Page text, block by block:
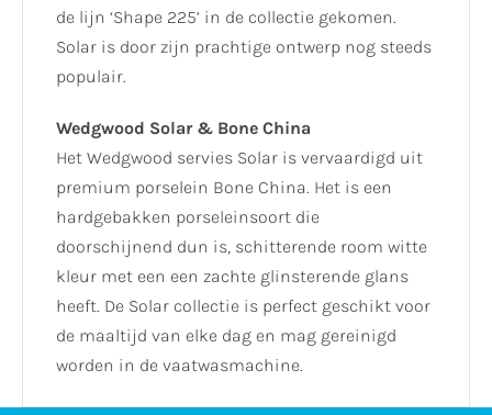
de lijn ‘Shape 225’ in de collectie gekomen.
Solar is door zijn prachtige ontwerp nog steeds
populair.
Wedgwood Solar & Bone China
Het Wedgwood servies Solar is vervaardigd uit
premium porselein Bone China. Het is een
hardgebakken porseleinsoort die
doorschijnend dun is, schitterende room witte
kleur met een een zachte glinsterende glans
heeft. De Solar collectie is perfect geschikt voor
de maaltijd van elke dag en mag gereinigd
worden in de vaatwasmachine.